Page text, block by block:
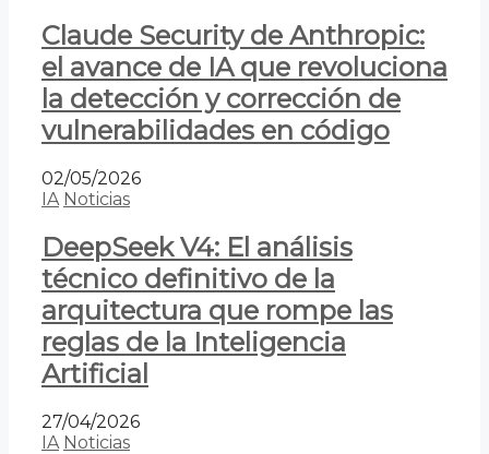
Claude Security de Anthropic:
el avance de IA que revoluciona
la detección y corrección de
vulnerabilidades en código
02/05/2026
IA Noticias
DeepSeek V4: El análisis
técnico definitivo de la
arquitectura que rompe las
reglas de la Inteligencia
Artificial
27/04/2026
IA Noticias